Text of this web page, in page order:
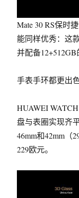
Mate 30 RS保时
能同样优秀：这
并配备12+512GB
手表手环都更出
HUAWEI
盘与表圈实现齐
46mm和42mm（
229欧元。